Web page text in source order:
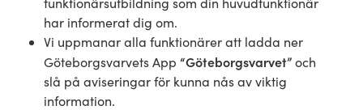
har informerat dig om.
Vi uppmanar alla funktionärer att ladda ner
Göteborgsvarvets App “Göteborgsvarvet”och
slå på aviseringar för kunna nås av viktig
information.